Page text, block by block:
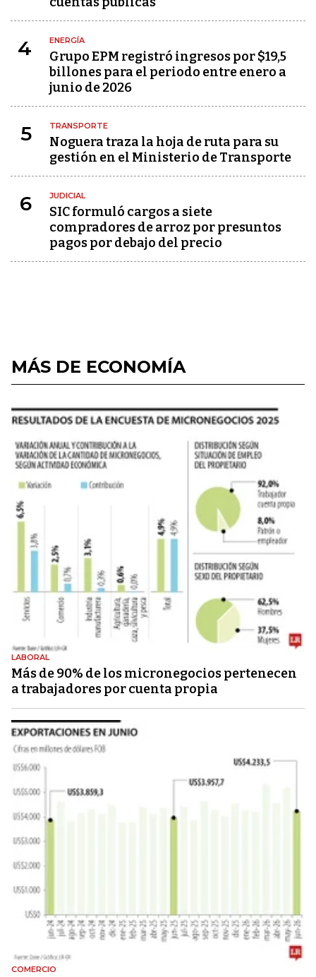
4 ENERGÍA
Grupo EPM registró ingresos por $19,5
billones para el periodo entre enero a
junio de 2026
5 TRANSPORTE
Noguera traza la hoja de ruta para su
gestión en el Ministerio de Transporte
6 JUDICIAL
SIC formuló cargos a siete
compradores de arroz por presuntos
pagos por debajo del precio
MÁS DE ECONOMÍA
LABORAL
Más de 90% de los micronegocios pertenecen
a trabajadores por cuenta propia
COMERCIO